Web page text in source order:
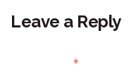
Leave a Reply
*